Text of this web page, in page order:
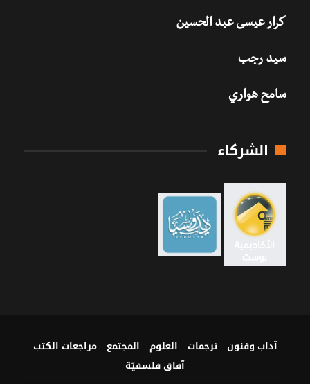
كرار عيسى عبد الحسين
سيد رجب
سامح هواري
الشركاء
آداب وفنون ترجمات العلوم المجتمع
مراجعات الكتب
آفاق فلسفيّة‎